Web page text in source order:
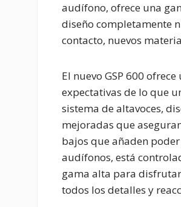
audífono, ofrece una
diseño completamente
contacto, nuevos
El nuevo GSP 600
expectativas de lo que
sistema de altavoces,
mejoradas que
bajos que añaden
audífonos, está
gama alta para
todos los detalles y